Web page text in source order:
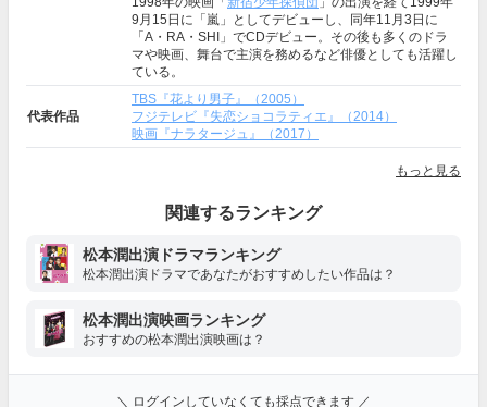
9月15日に「嵐」としてデビューし、同年11月3日に
「A・RA・SHI」でCDデビュー。その後も多くのドラ
マや映画、舞台で主演を務めるなど俳優としても活躍し
ている。
代表作品
TBS『花より男子』（2005）
フジテレビ『失恋ショコラティエ』（2014）
映画『ナラタージュ』（2017）
もっと見る
関連するランキング
松本潤出演ドラマランキング
松本潤出演ドラマであなたがおすすめしたい作品は？
松本潤出演映画ランキング
おすすめの松本潤出演映画は？
＼ ログインしていなくても採点できます ／